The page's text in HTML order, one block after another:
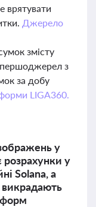
врятувати
Джерело
змісту
першоджерел з
за добу
LIGA360.
у
розрахунки у
Solana, а